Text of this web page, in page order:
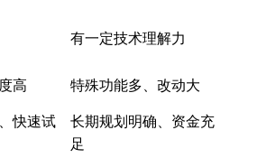
有一定技术理解力
高 特殊功能多、改动大
快速试
长期规划明确、资金充
足